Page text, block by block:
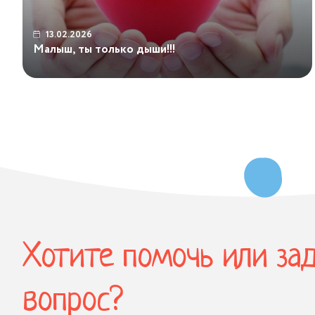
13.02.2026
Малыш, ты только дыши!!!
Хотите помочь или
вопрос?